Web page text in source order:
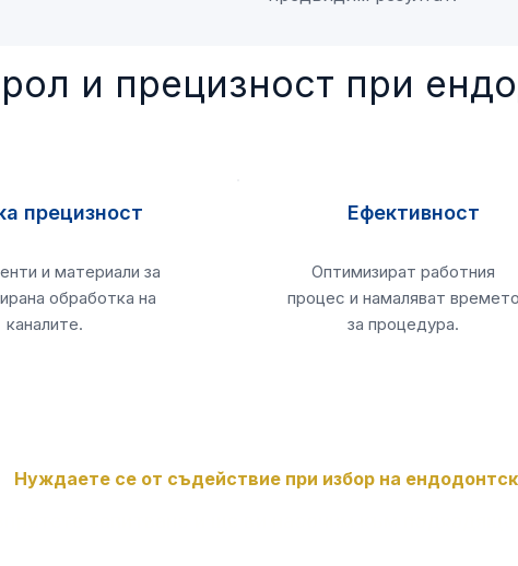
и прецизност при
прецизност
и материали за
обработка на
каналите.
Ефективност
Оптимизират работния
процес и намаляват времето
за процедура.
Нуждаете се от съдействие при избор на